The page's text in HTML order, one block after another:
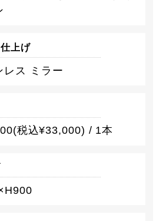
上げ
レス ミラー
税込¥33,000) / 1本